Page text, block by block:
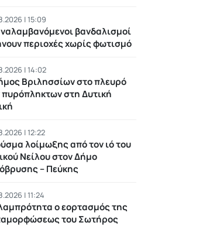
| 15:09
βανδαλισμοί
περιοχές χωρίς φωτισμό
| 14:02
Βριλησσίων στο πλευρό
στη Δυτική
| 12:22
λοίμωξης από τον ιό του
Νείλου στον Δήμο
– Πεύκης
| 11:24
ο εορτασμός της
του Σωτήρος